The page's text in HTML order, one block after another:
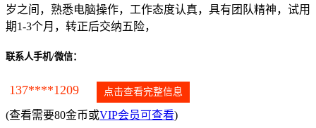
岁之间，熟悉电脑操作，工作态度认真，具有团队精神，试用
期1-3个月，转正后交纳五险，
联系人手机/微信：
137****1209 点击查看完整信息
(查看需要80金币或VIP会员可查看)